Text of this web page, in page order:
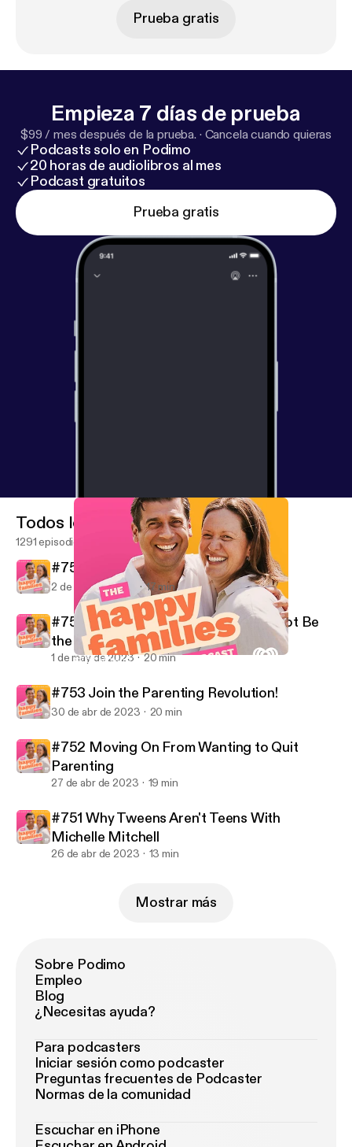
Prueba gratis
Empieza 7 días de prueba
$99 / mes después de la prueba. · Cancela cuando quieras
Podcasts solo en Podimo
20 horas de audiolibros al mes
Podcast gratuitos
Prueba gratis
#752 Moving On From Wanting to Quit Parenting
Todos los episodios
1291 episodios
#755 Saving 30 Grand in One Year
2 de may de 2023 17 min
#754 Why Doing Their Best Might Not Be
the Best
1 de may de 2023 20 min
#753 Join the Parenting Revolution!
30 de abr de 2023 20 min
#752 Moving On From Wanting to Quit
Parenting
27 de abr de 2023 19 min
#751 Why Tweens Aren't Teens With
Michelle Mitchell
26 de abr de 2023 13 min
Mostrar más
Sobre Podimo
Empleo
Blog
¿Necesitas ayuda?
Para podcasters
Iniciar sesión como podcaster
Preguntas frecuentes de Podcaster
Normas de la comunidad
Escuchar en iPhone